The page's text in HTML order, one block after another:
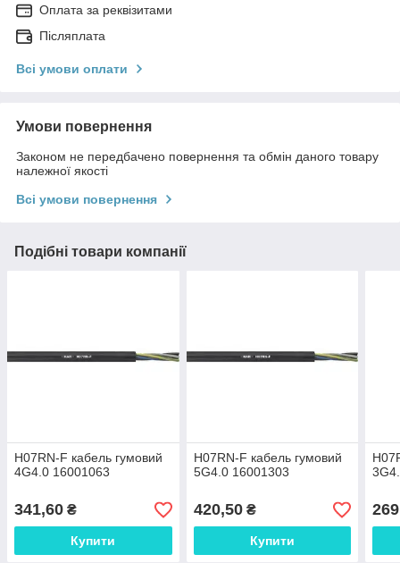
Оплата за реквізитами
Післяплата
Всі умови оплати
Умови повернення
Законом не передбачено повернення та обмін даного товару
належної якості
Всі умови повернення
Подібні товари компанії
H07RN-F кабель гумовий
4G4.0 16001063
341,60 ₴
Купити
H07RN-F кабель гумовий
5G4.0 16001303
420,50₴
Купити